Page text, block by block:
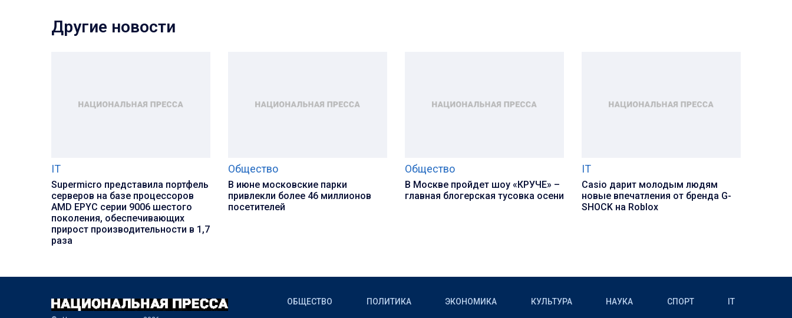
Другие новости
IT
Supermicro представила портфель
серверов на базе процессоров
AMD EPYC серии 9006 шестого
поколения, обеспечивающих
прирост производительности в 1,7
раза
Общество
В июне московские парки
привлекли более 46 миллионов
посетителей
Общество
В Москве пройдет шоу «КРУЧЕ» –
главная блогерская тусовка осени
IT
Casio дарит молодым людям
новые впечатления от бренда G-
SHOCK на Roblox
ОБЩЕСТВО ПОЛИТИКА ЭКОНОМИКА КУЛЬТУРА НАУКА СПОРТ IT